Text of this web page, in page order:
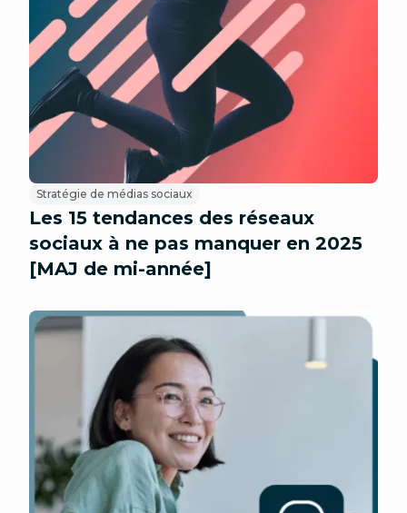
Stratégie de médias sociaux
Les 15 tendances des réseaux
sociaux à ne pas manquer en 2025
[MAJ de mi-année]